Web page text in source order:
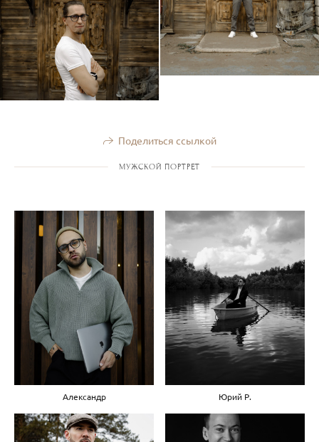
Поделиться ссылкой
МУЖСКОЙ ПОРТРЕТ
Александр Юрий Р.